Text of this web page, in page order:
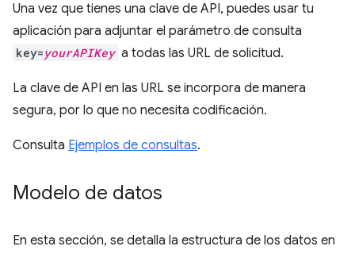
Una vez que tienes una clave de API, puedes usar tu
aplicación para adjuntar el parámetro de consulta
key=yourAPIKey a todas las URL de solicitud.
La clave de API en las URL se incorpora de manera
segura, por lo que no necesita codificación.
Consulta Ejemplos de consultas.
Modelo de datos
En esta sección, se detalla la estructura de los datos en